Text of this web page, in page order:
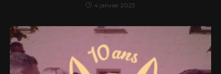
4 janvier 2023